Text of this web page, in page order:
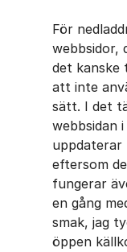
För
webbsidor,
det kanske
att inte
sätt. I det
webbsidan
uppdaterar
eftersom
fungerar
en gång
smak, jag
öppen